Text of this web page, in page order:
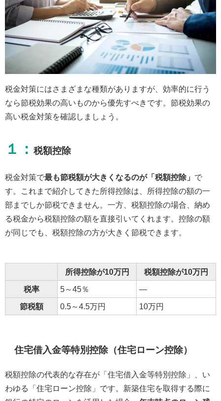
税金対策にはさまざまな種類がありますが、効率的に行う
なら節税効果の高いものから優先すべきです。節税効果の
高い税金対策を確認しましょう。
１： 税額控除
税金対策で最も節税額が大きくなるのが「税額控除」 で
す。これまで紹介してきた所得控除は、所得控除の額の一
部までしか節税できません。一方、税額控除の場合、納め
る税金から税額控除の額を直接引いてくれます。控除の額
が同じでも、税額控除の方が大きく節税できます。
所得控除が10万円 税額控除が10万円
税率 5～45％ ―
節税額 0.5～4.5万円 10万円
住宅借入金等特別控除（住宅ローン控除）
税額控除の代表的な存在が「住宅借入金等特別控除」、い
わゆる「住宅ローン控除」です。新築住宅を取得する際に